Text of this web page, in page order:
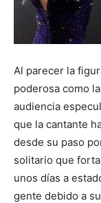
Al parecer la
poderosa como
audiencia
que la cantante
desde su paso
solitario que
unos días a
gente debido a